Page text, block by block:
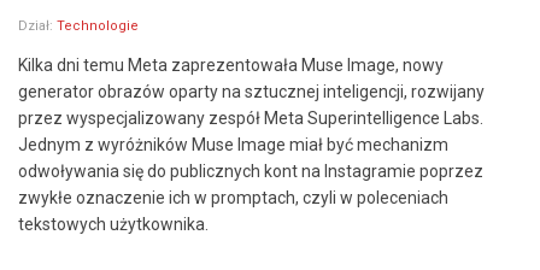
Dział: Technologie
Kilka dni temu Meta zaprezentowała Muse Image, nowy
generator obrazów oparty na sztucznej inteligencji, rozwijany
przez wyspecjalizowany zespół Meta Superintelligence Labs.
Jednym z wyróżników Muse Image miał być mechanizm
odwoływania się do publicznych kont na Instagramie poprzez
zwykłe oznaczenie ich w promptach, czyli w poleceniach
tekstowych użytkownika.